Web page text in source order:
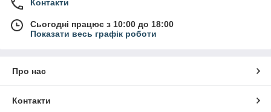
Контакти
Сьогодні працює з 10:00 до 18:00
Показати весь графік роботи
Про нас
Контакти